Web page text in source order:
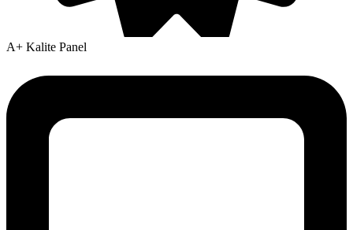
A+ Kalite Panel